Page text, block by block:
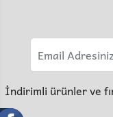
İndirimli ürünler ve